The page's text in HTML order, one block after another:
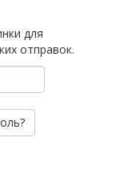
для
отправок.